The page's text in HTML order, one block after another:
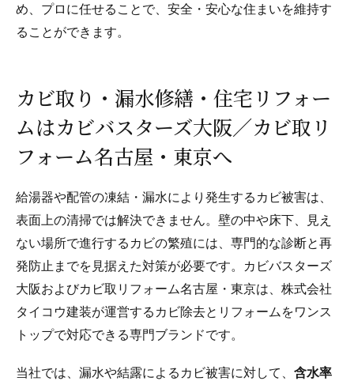
め、プロに任せることで、安全・安心な住まいを維持す
ることができます。
カビ取り・漏水修繕・住宅リフォー
ムはカビバスターズ大阪／カビ取リ
フォーム名古屋・東京へ
給湯器や配管の凍結・漏水により発生するカビ被害は、
表面上の清掃では解決できません。壁の中や床下、見え
ない場所で進行するカビの繁殖には、専門的な診断と再
発防止までを見据えた対策が必要です。カビバスターズ
大阪およびカビ取リフォーム名古屋・東京は、株式会社
タイコウ建装が運営するカビ除去とリフォームをワンス
トップで対応できる専門ブランドです。
当社では、漏水や結露によるカビ被害に対して、 含水率